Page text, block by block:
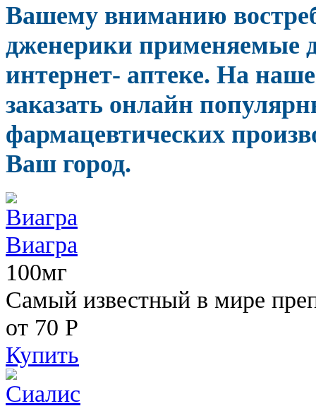
Вашему вниманию
дженерики применяемые
интернет- аптеке. На
заказать онлайн
фармацевтических
Ваш город.
Виагра
100мг
Самый известный в мире
от 70 Р
Купить